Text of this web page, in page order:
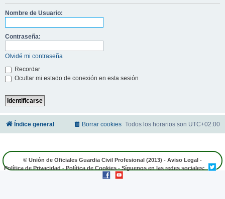
c
Nombre de Usuario:
Contraseña:
Olvidé mi contraseña
Recordar
Ocultar mi estado de conexión en esta sesión
Índice general Todos los horarios son UTC+02:00
Borrar cookies
© Unión de Oficiales Guardia Civil Profesional (2013) - Aviso Legal -
Política de Privacidad - Política de Cookies - Síguenos en las redes sociales: